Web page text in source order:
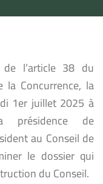
l’article 38 du
Concurrence, la
1er juillet 2025 à
de
au Conseil de
le dossier qui
du Conseil.